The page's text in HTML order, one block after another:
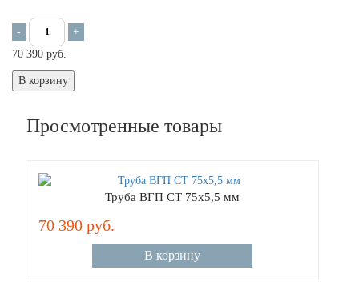
-
+
70 390 руб.
В корзину
Просмотренные товары
Труба ВГП СТ 75х5,5 мм
70 390 руб.
В корзину